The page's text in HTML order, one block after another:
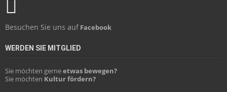
Besuchen Sie uns auf Facebook
WERDEN SIE MITGLIED
Sie möchten gerneetwas bewegen?
Sie möchten Kultur fördern?